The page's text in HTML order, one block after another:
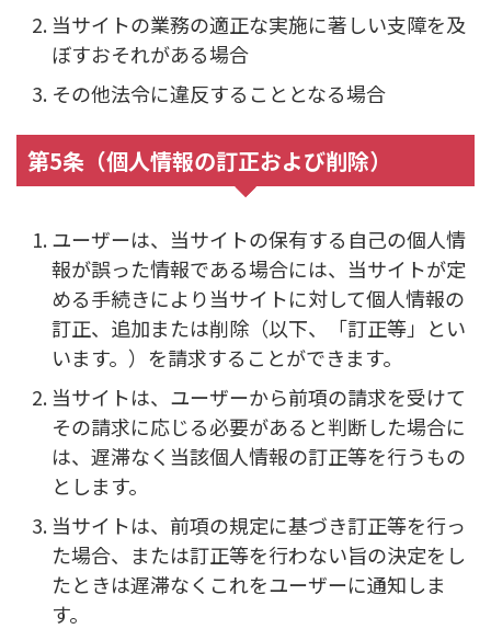
当サイトの業務の適正な実施に著しい支障を及
ぼすおそれがある場合
その他法令に違反することとなる場合
第5条（個人情報の訂正および削除）
ユーザーは、当サイトの保有する自己の個人情
報が誤った情報である場合には、当サイトが定
める手続きにより当サイトに対して個人情報の
訂正、追加または削除（以下、「訂正等」とい
います。）を請求することができます。
当サイトは、ユーザーから前項の請求を受けて
その請求に応じる必要があると判断した場合に
は、遅滞なく当該個人情報の訂正等を行うもの
とします。
当サイトは、前項の規定に基づき訂正等を行っ
た場合、または訂正等を行わない旨の決定をし
たときは遅滞なくこれをユーザーに通知しま
す。